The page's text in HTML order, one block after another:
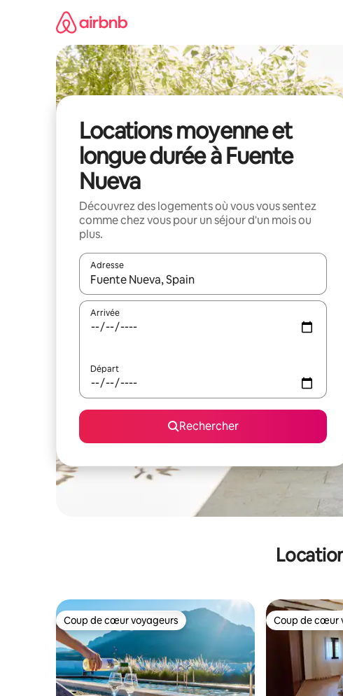
Locations moyenne et
longue durée à Fuente
Nueva
Découvrez des logements où vous vous sentez
comme chez vous pour un séjour d'un mois ou
plus.
Adresse
Lorsque les résultats s'affichent, utilisez les flèches
Arrivée
Départ
Rechercher
Coup de cœur voyageurs
Coup de cœur voyageurs Coup de cœur
Coup de cœur